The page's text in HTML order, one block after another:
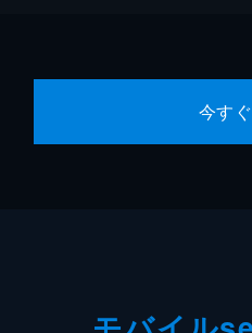
今す